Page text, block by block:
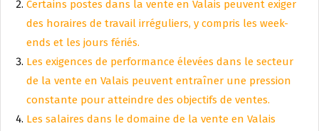
Certains postes dans la vente en Valais peuvent exiger
des horaires de travail irréguliers, y compris les week-
ends et les jours fériés.
Les exigences de performance élevées dans le secteur
de la vente en Valais peuvent entraîner une pression
constante pour atteindre des objectifs de ventes.
Les salaires dans le domaine de la vente en Valais